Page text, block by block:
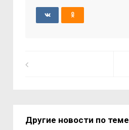
Другие новости по теме